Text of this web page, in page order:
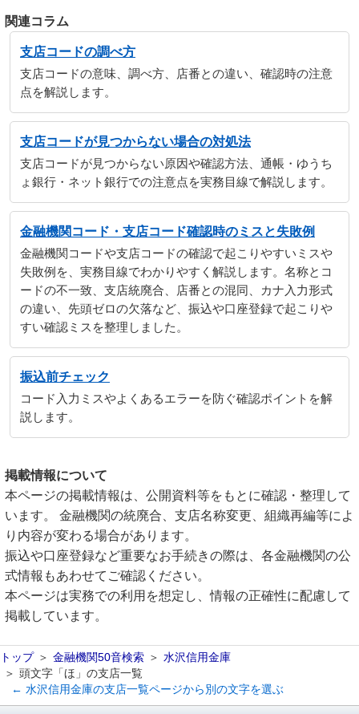
関連コラム
支店コードの調べ方
支店コードの意味、調べ方、店番との違い、確認時の注意
点を解説します。
支店コードが見つからない場合の対処法
支店コードが見つからない原因や確認方法、通帳・ゆうち
ょ銀行・ネット銀行での注意点を実務目線で解説します。
金融機関コード・支店コード確認時のミスと失敗例
金融機関コードや支店コードの確認で起こりやすいミスや
失敗例を、実務目線でわかりやすく解説します。名称とコ
ードの不一致、支店統廃合、店番との混同、カナ入力形式
の違い、先頭ゼロの欠落など、振込や口座登録で起こりや
すい確認ミスを整理しました。
振込前チェック
コード入力ミスやよくあるエラーを防ぐ確認ポイントを解
説します。
掲載情報について
本ページの掲載情報は、公開資料等をもとに確認・整理して
います。 金融機関の統廃合、支店名称変更、組織再編等によ
り内容が変わる場合があります。
振込や口座登録など重要なお手続きの際は、各金融機関の公
式情報もあわせてご確認ください。
本ページは実務での利用を想定し、情報の正確性に配慮して
掲載しています。
トップ 金融機関50音検索
水沢信用金庫
頭文字「ほ」の支店一覧
← 水沢信用金庫の支店一覧ページから別の文字を選ぶ